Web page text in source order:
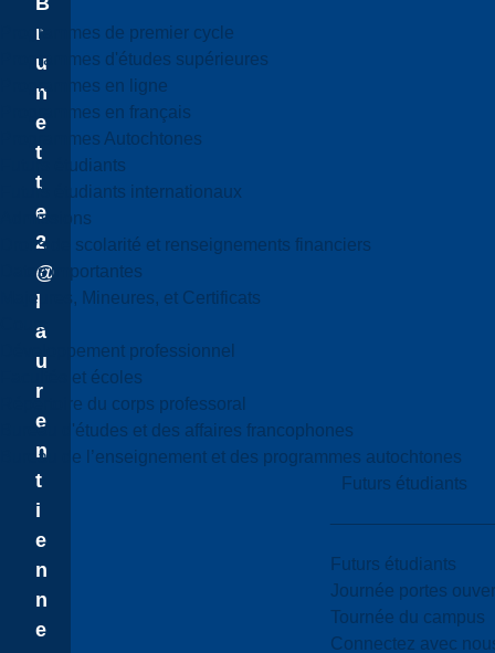
Programmes de premier cycle
Programmes d'études supérieures
Programmes en ligne
Programmes en français
Programmes Autochtones
Futurs étudiants
Futurs étudiants internationaux
Admissions
Droits de scolarité et renseignements financiers
Dates importantes
Majeures, Mineures, et Certificats
Cours
Développement professionnel
Facultés et écoles
Répertoire du corps professoral
Bureau d'études et des affaires francophones
Bureau de l’enseignement et des programmes autochtones
Futurs étudiants
Futurs étudiants
Journée portes
Tournée du campus
Connectez avec
r
u
n
e
t
t
e
2
@
l
a
u
r
e
n
t
i
e
n
n
e